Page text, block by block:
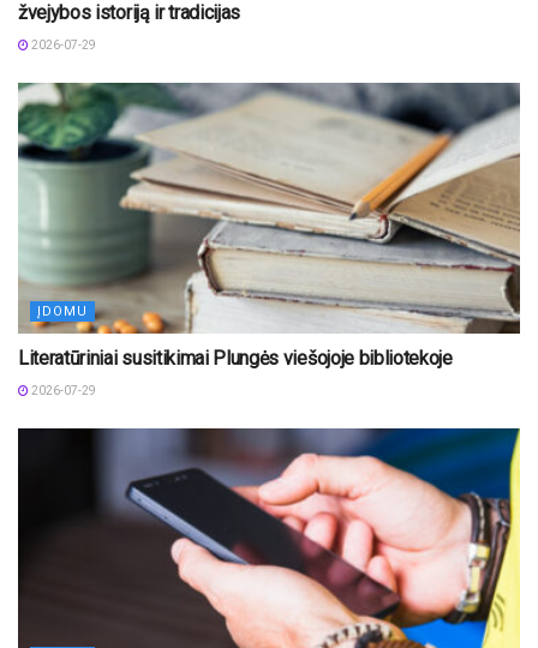
žvejybos istoriją ir tradicijas
2026-07-29
ĮDOMU
Literatūriniai susitikimai Plungės viešojoje bibliotekoje
2026-07-29